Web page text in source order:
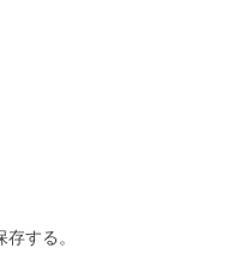
する。